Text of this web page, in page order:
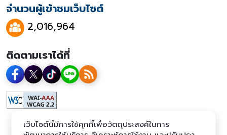
จำนวนผู้เข้าชมเว็บไซต์
2,016,964
ติดตามเราได้ที่
เว็บไซต์นี้มีการใช้คุกกี้เพื่อวัตถุประสงค์ในการ